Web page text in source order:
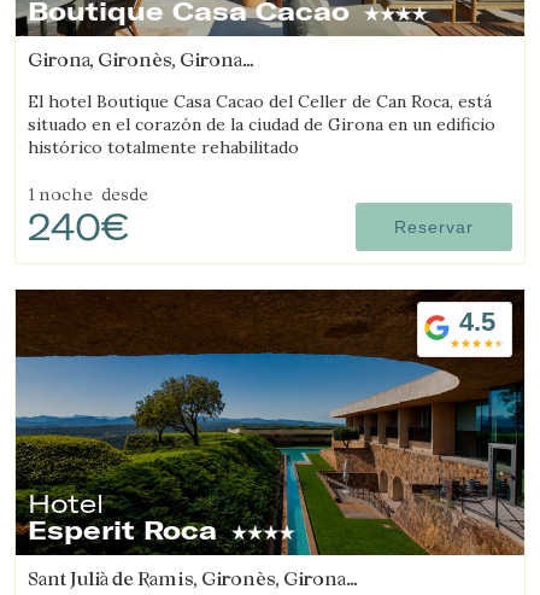
Boutique Casa Cacao
Girona, Gironès, Girona
El hotel Boutique Casa Cacao del Celler de Can Roca, está
situado en el corazón de la ciudad de Girona en un edificio
histórico totalmente rehabilitado
1 noche desde
240€ Reservar
4.5
Hotel
Esperit Roca
Sant Julià de Ramis, Gironès, Girona